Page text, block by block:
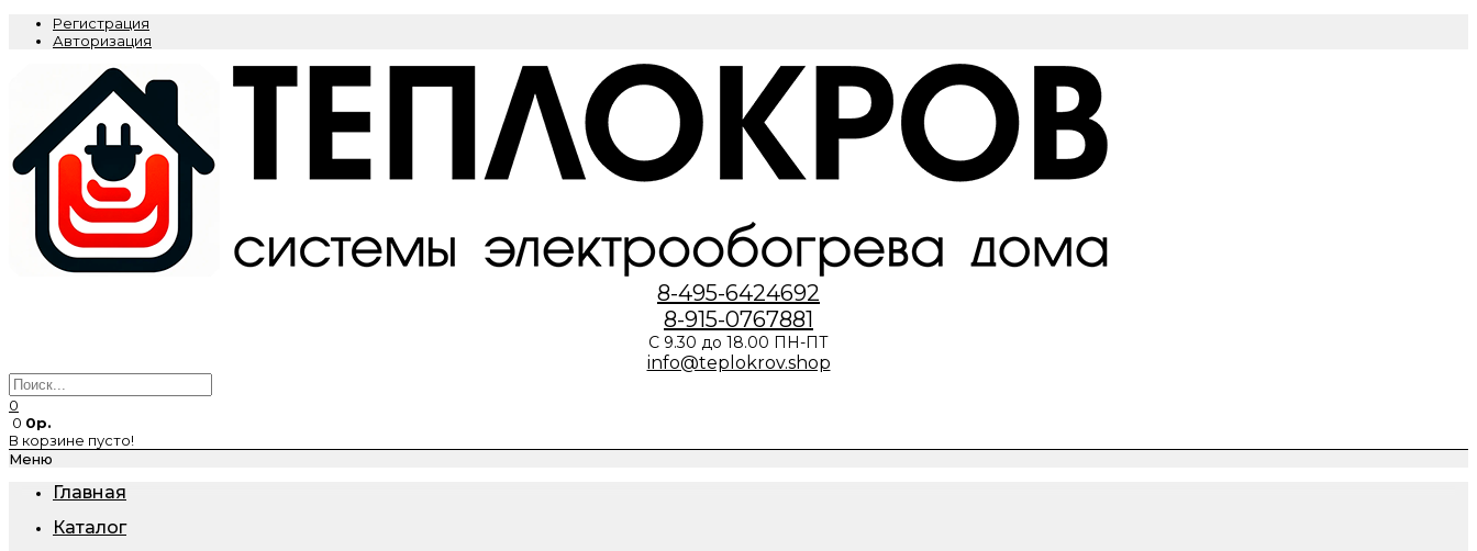
Регистрация
Авторизация
8-495-6424692
8-915-0767881
С 9.30 до 18.00 ПН-ПТ
info@teplokrov.shop
0
0 0р.
В корзине пусто!
Меню
Главная
Каталог